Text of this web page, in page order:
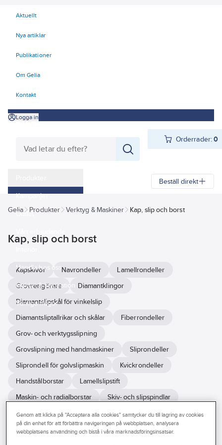
Aktuellt
Nya artiklar
Publikationer
Om Gelia
Kontakt
Logga in
Orderrader:0
Kampanjer
Outlet
Handla hos oss
Guider & inspiration
Vanliga frågor
Beställ direkt
Gelia Produkter Verktyg & Maskiner Kap, slip och borst
Kap, slip och borst
Kapskivor Navrondeller
Lamellrondeller
Grovrengörare
Diamantklingor
Diamantslipskål för vinkelslip
Diamantsliptallrikar och skålar
Fiberrondeller
Grov- och verktygsslipning
Grovslipning med handmaskiner
Sliprondeller
Sliprondell för golvslipmaskin
Kvickrondeller
Handstålborstar
Lamellslipstift
Maskin- och radialborstar
Skiv- och slipspindlar
Slipark och rullar
Slipband
Kardborrerondell för oscillerande slipmaskin
Genom att klicka på "Acceptera alla cookies" samtycker du till lagring av cookies
på din enhet för att förbättra navigeringen på webbplatsen, analysera
webbplatsens användning och bistå i våra marknadsföringsinsatser.